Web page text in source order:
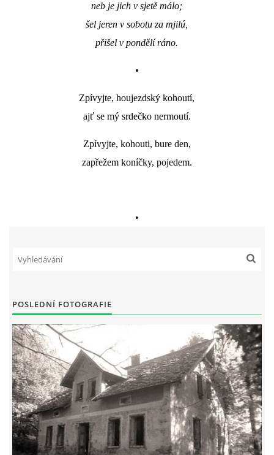
neb je jich v sjetě málo;
šel jeren v sobotu za mjilú,
přišel v pondělí ráno.
•
Zpívyjte, houjezdský kohoutí,
ajť se mý srdečko nermoutí.
Zpívyjte, kohouti, bure den,
zapřežem koníčky, pojedem.
•
POSLEDNÍ FOTOGRAFIE